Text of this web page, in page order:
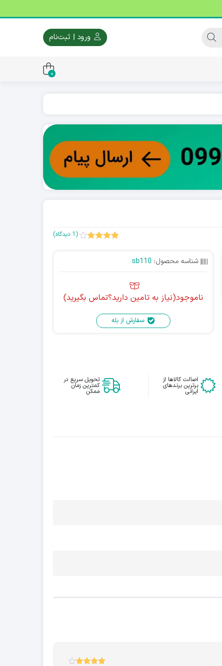
ورود | ثبت‌نام
0
(
1 دیدگاه)
شناسه محصول: sb110
ناموجود(نیاز به تامین دارید؟تماس بگیرید)
سفارش از بله
اصالت کالاها از
برترین برندهای
ایرانی
تحویل سریع در
کمترین زمان
ممکن